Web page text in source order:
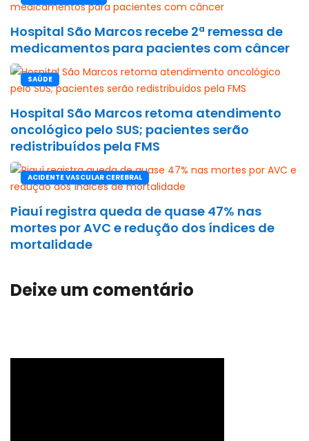
Hospital São Marcos recebe 2ª remessa de
medicamentos para pacientes com câncer
SAÚDE
Hospital São Marcos retoma atendimento
oncológico pelo SUS; pacientes serão
redistribuídos pela FMS
ACIDENTE VASCULAR CEREBRAL
Piauí registra queda de quase 47% nas
mortes por AVC e redução dos índices de
mortalidade
Deixe um comentário